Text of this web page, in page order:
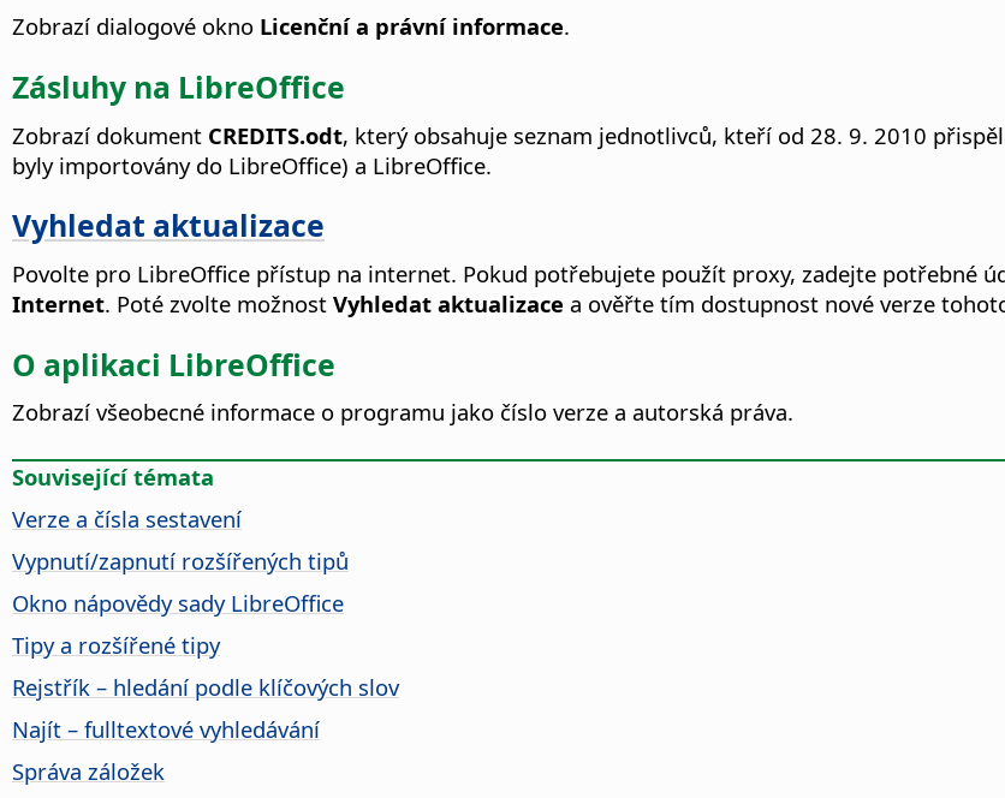
Zobrazí dialogové okno Licenční a právní informace.
Zásluhy na LibreOffice
Zobrazí dokument CREDITS.odt, který obsahuje seznam jednotlivců, kteří od 28. 9. 2010
byly importovány do LibreOffice) a LibreOffice.
Vyhledat aktualizace
Povolte pro LibreOffice přístup na internet. Pokud potřebujete použít proxy, zadejte potřebné
Internet. Poté zvolte možnost Vyhledat aktualizace a ověřte tím dostupnost nové verze
O aplikaci LibreOffice
Zobrazí všeobecné informace o programu jako číslo verze a autorská práva.
Související témata
Verze a čísla sestavení
Vypnutí/zapnutí rozšířených tipů
Okno nápovědy sady LibreOffice
Tipy a rozšířené tipy
Rejstřík – hledání podle klíčových slov
Najít – fulltextové vyhledávání
Správa záložek